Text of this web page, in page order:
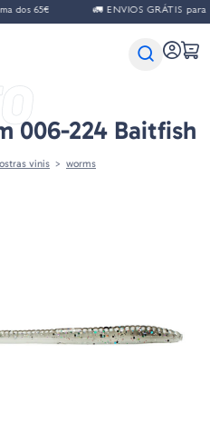
65€ 🚛 ENVIOS GRÁTIS para
006-224 Baitfish
vinis worms